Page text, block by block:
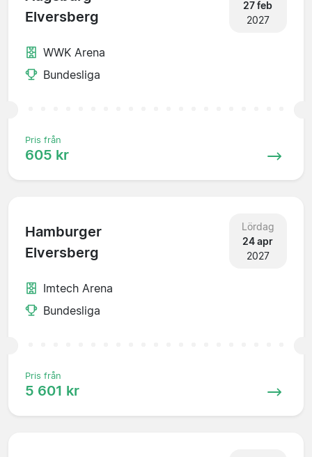
Elversberg
27 feb
2027
WWK Arena
Bundesliga
Pris från
605 kr
Hamburger
Elversberg
Lördag
24 apr
2027
Imtech Arena
Bundesliga
Pris från
5 601 kr